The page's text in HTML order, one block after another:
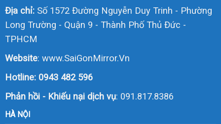
Địa chỉ:Số 1572 Đường Nguyễn Duy Trinh - Phường
Long Trường - Quận 9 - Thành Phố Thủ Đức -
TPHCM
Website: www.SaiGonMirror.Vn
Hotline: 0943 482 596
Phản hồi - Khiếu nại dịch vụ: 091.817.8386
HÀ NỘI